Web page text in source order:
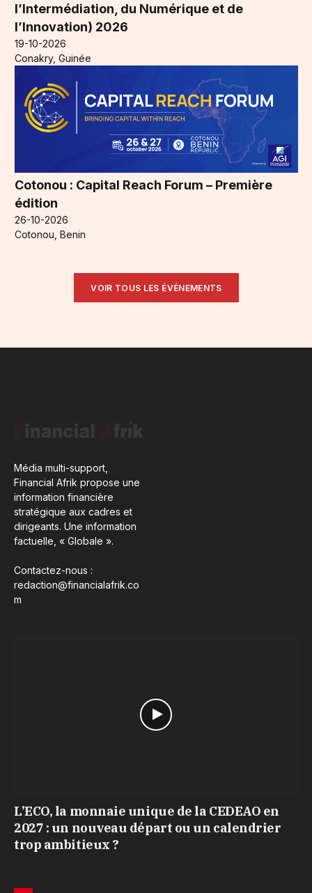
l’Intermédiation, du Numérique et de
l’Innovation) 2026
19-10-2026
Conakry, Guinée
Cotonou : Capital Reach Forum – Première
édition
26-10-2026
Cotonou, Benin
VOIR TOUS LES ÉVÉNEMENTS
Média multi-support,
Financial Afrik propose une
information financière
stratégique aux cadres et
dirigeants. Une information
factuelle, « Globale ».
Contactez-nous :
redaction@financialafrik.co
m
L’ECO, la monnaie unique de la CEDEAO en
2027 : un nouveau départ ou un calendrier
trop ambitieux ?